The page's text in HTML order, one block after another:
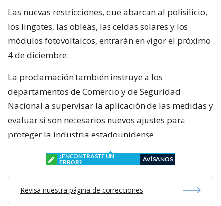
Las nuevas restricciones, que abarcan al polisilicio,
los lingotes, las obleas, las celdas solares y los
módulos fotovoltaicos, entrarán en vigor el próximo
4 de diciembre.
La proclamación también instruye a los
departamentos de Comercio y de Seguridad
Nacional a supervisar la aplicación de las medidas y
evaluar si son necesarios nuevos ajustes para
proteger la industria estadounidense.
¿ENCONTRASTE UN
ERROR?
AVÍSANOS
Revisa nuestra página de correcciones